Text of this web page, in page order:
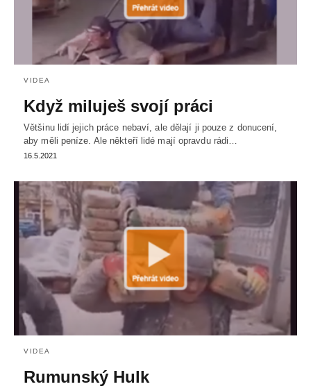
VIDEA
Když miluješ svojí práci
Většinu lidí jejich práce nebaví, ale dělají ji pouze z donucení,
aby měli peníze. Ale někteří lidé mají opravdu rádi…
16.5.2021
VIDEA
Rumunský Hulk